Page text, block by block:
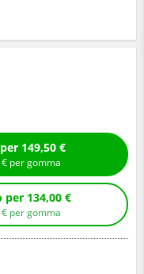
Compra con montaggio per 149,50 €
€ per gomma
Compra senza montaggio per 134,00 €
€ per gomma